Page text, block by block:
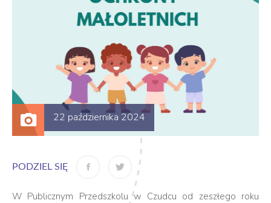
22 października 2024
PODZIEL SIĘ
W Publicznym Przedszkolu w Czudcu od zeszłego roku